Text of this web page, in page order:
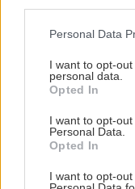
Please note that
not limited to your
grant or deny
use your data for
consent section.
Personal Data
I want to opt-
personal data.
Opted In
I want to opt-
Personal Data.
Opted In
I want to opt-
στην άμμο και θα
του καλοκαιριού.
Αν τα ζώδια
θα έτρεχε, ο